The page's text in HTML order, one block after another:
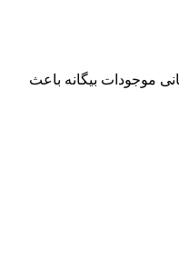
موجودات بیگانه باعث